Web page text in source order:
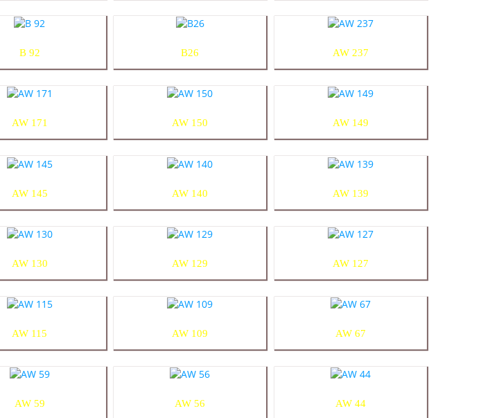
B 92 B26 AW 237
AW 171 AW 150 AW 149
AW 145 AW 140 AW 139
AW 130 AW 129 AW 127
AW 115 AW 109 AW 67
AW 59 AW 56 AW 44